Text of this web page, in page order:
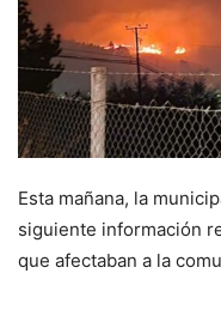
Esta mañana, la
siguiente información
que afectaban a la